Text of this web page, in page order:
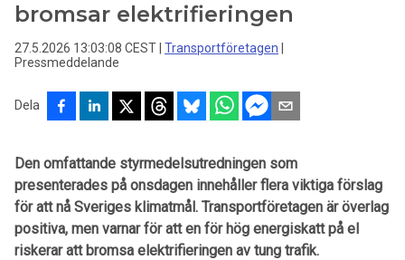
bromsar elektrifieringen
27.5.2026 13:03:08 CEST Transportföretagen
Pressmeddelande
Dela
Den omfattande styrmedelsutredningen som
presenterades på onsdagen innehåller flera viktiga förslag
för att nå Sveriges klimatmål. Transportföretagen är överlag
positiva, men varnar för att en för hög energiskatt på el
riskerar att bromsa elektrifieringen av tung trafik.